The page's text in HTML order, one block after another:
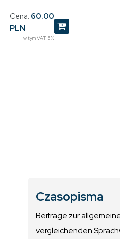
Cena: 60.00
PLN
w tym VAT 5%
Czasopisma
Beiträge zur
vergleichenden